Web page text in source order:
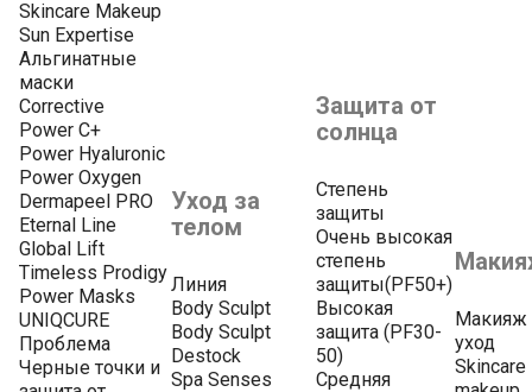
Skincare Makeup
Sun Expertise
Альгинатные
маски
Corrective
Power C+
Power Hyaluronic
Power Oxygen
Dermapeel PRO
Eternal Line
Global Lift
Timeless Prodigy
Power Masks
UNIQCURE
Проблема
Черные точки и
Уход за
телом
Линия
Body Sculpt
Body Sculpt
Destock
Spa Senses
Защита от
солнца
Степень
защиты
Очень высокая
степень
защиты(PF50+)
Высокая
защита (PF30-
50)
Средняя
Макияж
уход
Skincare